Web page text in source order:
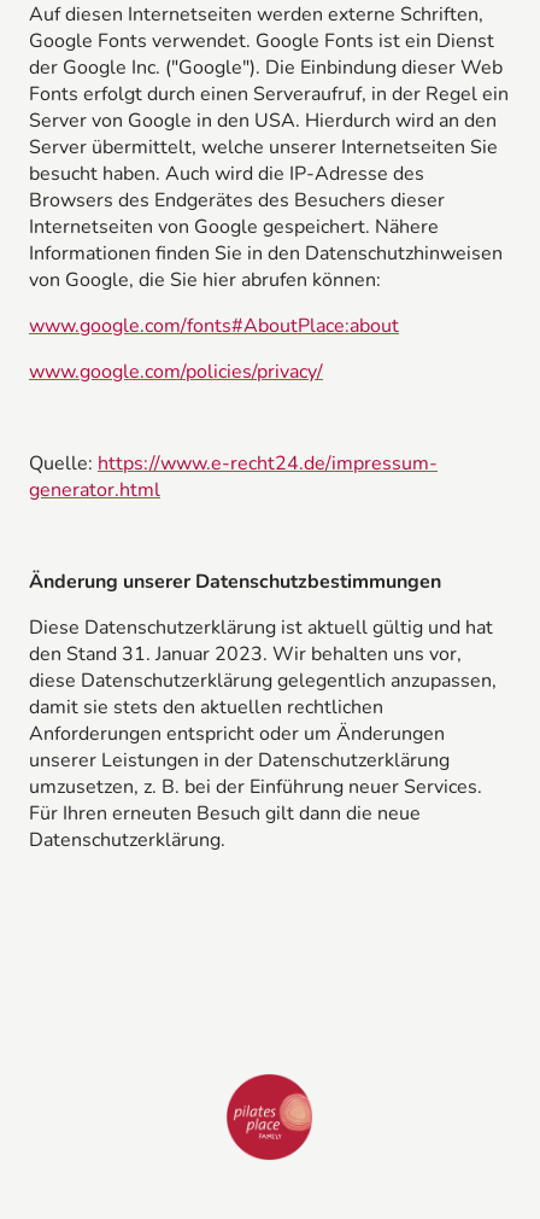
Auf diesen Internetseiten werden externe Schriften,
Google Fonts verwendet. Google Fonts ist ein Dienst
der Google Inc. ("Google"). Die Einbindung dieser Web
Fonts erfolgt durch einen Serveraufruf, in der Regel ein
Server von Google in den USA. Hierdurch wird an den
Server übermittelt, welche unserer Internetseiten Sie
besucht haben. Auch wird die IP-Adresse des
Browsers des Endgerätes des Besuchers dieser
Internetseiten von Google gespeichert. Nähere
Informationen finden Sie in den Datenschutzhinweisen
von Google, die Sie hier abrufen können:
www.google.com/fonts#AboutPlace:about
www.google.com/policies/privacy/
Quelle: https://www.e-recht24.de/impressum-
generator.html
Änderung unserer Datenschutzbestimmungen
Diese Datenschutzerklärung ist aktuell gültig und hat
den Stand 31. Januar 2023. Wir behalten uns vor,
diese Datenschutzerklärung gelegentlich anzupassen,
damit sie stets den aktuellen rechtlichen
Anforderungen entspricht oder um Änderungen
unserer Leistungen in der Datenschutzerklärung
umzusetzen, z. B. bei der Einführung neuer Services.
Für Ihren erneuten Besuch gilt dann die neue
Datenschutzerklärung.